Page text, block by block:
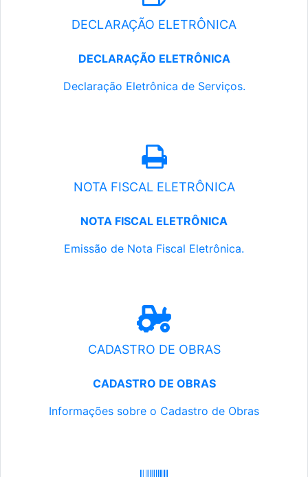
DECLARAÇÃO ELETRÔNICA
DECLARAÇÃO ELETRÔNICA
Declaração Eletrônica de Serviços.
NOTA FISCAL ELETRÔNICA
NOTA FISCAL ELETRÔNICA
Emissão de Nota Fiscal Eletrônica.
CADASTRO DE OBRAS
CADASTRO DE OBRAS
Informações sobre o Cadastro de Obras